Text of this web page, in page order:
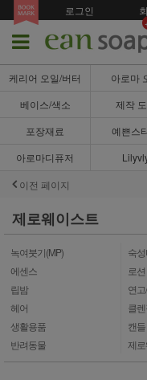
로그인
케리어 오일/버터 아로마
베이스/색소
제작
포장재료
예쁜스
아로마디퓨저
이전 페이지
제로웨이스트
녹여붓기(MP) 숙
에센스
로션
립밤
연
헤어
클
생활용품
캔들
반려동물
제